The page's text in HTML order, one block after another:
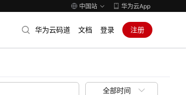
中国站 华为云App
华为云码道 文档 登录 注册
全部时间